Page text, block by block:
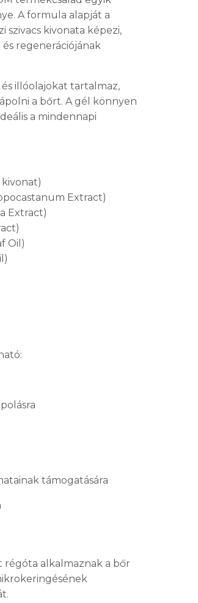
A formula alapját a
szivacs kivonata képezi,
regenerációjának
illóolajokat tartalmaz,
a bőrt. A gél könnyen
a mindennapi
Extract)
Extract)
Oil)
támogatására
régóta alkalmaznak a bőr